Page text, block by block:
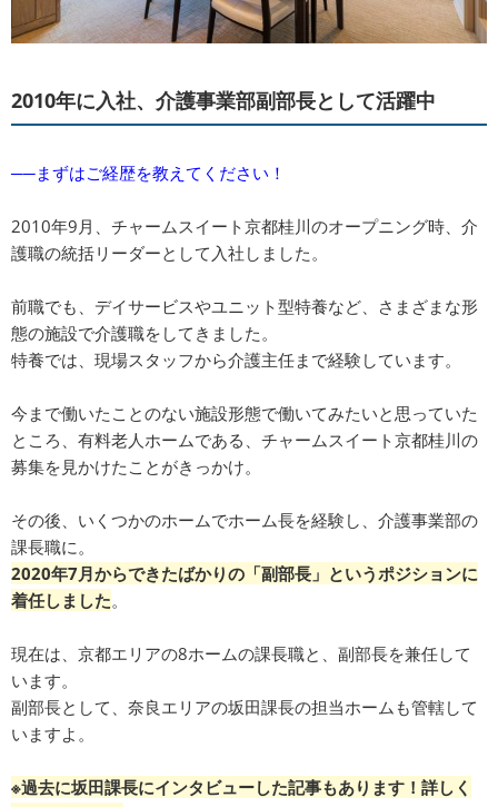
2010年に入社、介護事業部副部長として活躍中
──まずはご経歴を教えてください！
2010年9月、チャームスイート京都桂川のオープニング時、介
護職の統括リーダーとして入社しました。
前職でも、デイサービスやユニット型特養など、さまざまな形
態の施設で介護職をしてきました。
特養では、現場スタッフから介護主任まで経験しています。
今まで働いたことのない施設形態で働いてみたいと思っていた
ところ、有料老人ホームである、チャームスイート京都桂川の
募集を見かけたことがきっかけ。
その後、いくつかのホームでホーム長を経験し、介護事業部の
課長職に。
2020年7月からできたばかりの「副部長」というポジションに
着任しました。
現在は、京都エリアの8ホームの課長職と、副部長を兼任して
います。
副部長として、奈良エリアの坂田課長の担当ホームも管轄して
いますよ。
※過去に坂田課長にインタビューした記事もあります！詳しく